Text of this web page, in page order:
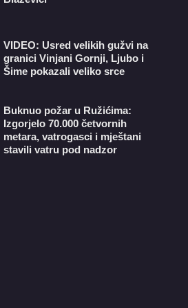
VIDEO: Usred velikih gužvi na
granici Vinjani Gornji, Ljubo i
Šime pokazali veliko srce
Buknuo požar u Ružićima:
Izgorjelo 70.000 četvornih
metara, vatrogasci i mještani
stavili vatru pod nadzor